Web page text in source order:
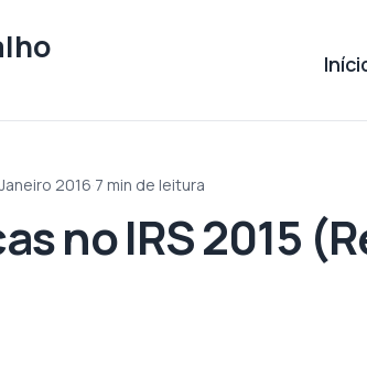
2016 7 min de leitura
no IRS 2015